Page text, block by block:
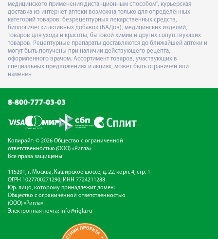
медицинского применения дистанционным способом", курьерская
доставка из интернет-аптеки возможна только для определённых
категорий товаров: безрецептурных лекарственных средств,
биологически активных добавок (БАДов), медицинских изделий,
товаров для ухода и красоты, бытовой химии и других сопутствующих
товаров. Рецептурные препараты доставляются до ближайшей аптеки и
могут быть получены при наличии действующего рецепта,
оформленного врачом. Ассортимент товаров, участвующих в
специальных предложениях и акциях, может быть ограничен или
изменен
8-800-777-03-03
Копирайт: © 2026 Общество с ограниченной
ответственностью (ООО) «Ригла»
Все права защищены
115201, г. Москва, Каширское шоссе, д. 22, корп. 4, стр. 1
ОГРН 1027700271290; ИНН 7724211288
Юр. лицо, которому принадлежит домен:
Общество с ограниченной ответственностью
(ООО) «Ригла»
Электронная почта: info@rigla.ru